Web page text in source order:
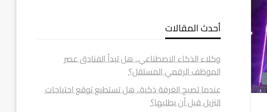
أحدث المقالات
وكلاء الذكاء الاصطناعي.. هل تبدأ الفنادق عصر
الموظف الرقمي المستقل؟
عندما تصبح الغرفة ذكية.. هل تستطيع توقع احتياجات
النزيل قبل أن يطلبها؟